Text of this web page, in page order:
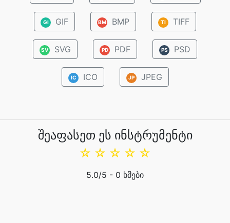
GI GIF BM BMP TI TIFF
SV SVG PD PDF PS PSD
IC ICO JP JPEG
შეაფასეთ ეს ინსტრუმენტი
☆
☆
☆
☆
☆
5.0/5 - 0 ხმები